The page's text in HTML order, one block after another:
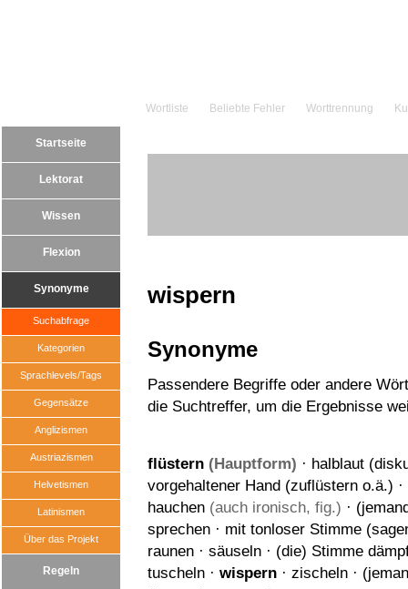
Wortliste Beliebte Fehler Worttrennung
Startseite
Lektorat
Wissen
Flexion
Synonyme
Suchabfrage
Kategorien
Sprachlevels/Tags
Gegensätze
Anglizismen
Austriazismen
Helvetismen
Latinismen
Über das Projekt
Regeln
wispern
Synonyme
Passendere Begriffe oder andere
die Suchtreffer, um die Ergebnisse
flüstern (Hauptform) · halblaut
vorgehaltener Hand (zuflüstern o.ä.) ·
hauchen (auch ironisch, fig.) ·
sprechen · mit tonloser Stimme
raunen · säuseln · (die) Stimme
tuscheln · wispern · zischeln ·